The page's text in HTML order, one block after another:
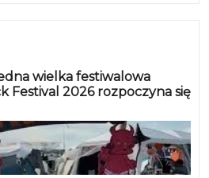
wielka festiwalowa
Festival 2026 rozpoczyna się